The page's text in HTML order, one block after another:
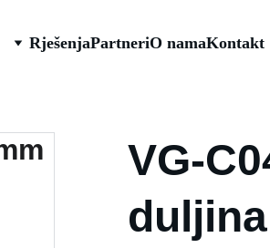
RješenjaPartneriO namaKontakt
VG-